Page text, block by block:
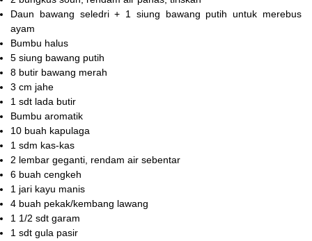
Daun bawang seledri + 1 siung bawang putih untuk merebus
ayam
Bumbu halus
5 siung bawang putih
8 butir bawang merah
3 cm jahe
1 sdt lada butir
Bumbu aromatik
10 buah kapulaga
1 sdm kas-kas
2 lembar geganti, rendam air sebentar
6 buah cengkeh
1 jari kayu manis
4 buah pekak/kembang lawang
1 1/2 sdt garam
1 sdt gula pasir